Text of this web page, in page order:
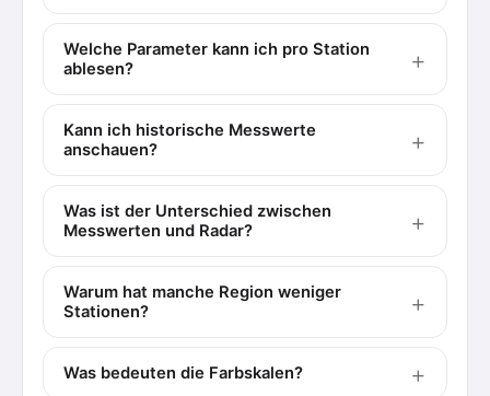
Welche Parameter kann ich pro Station
ablesen?
Kann ich historische Messwerte
anschauen?
Was ist der Unterschied zwischen
Messwerten und Radar?
Warum hat manche Region weniger
Stationen?
Was bedeuten die Farbskalen?